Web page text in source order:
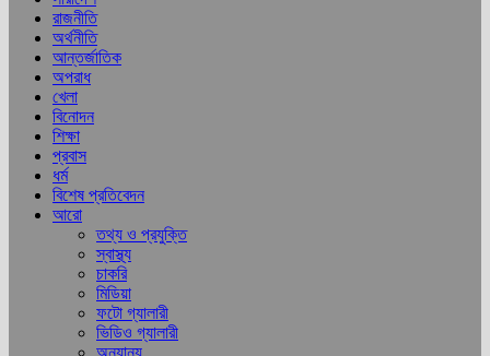
রাজনীতি
অর্থনীতি
আন্তর্জাতিক
অপরাধ
খেলা
বিনোদন
শিক্ষা
প্রবাস
ধর্ম
বিশেষ প্রতিবেদন
আরো
তথ্য ও প্রযুক্তি
স্বাস্থ্য
চাকরি
মিডিয়া
ফটো গ্যালারী
ভিডিও গ্যালারী
অন্যান্য